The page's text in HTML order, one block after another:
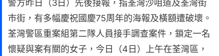
警方昨日（3日）先後接報，指荃灣沙咀道及荃灣街
巿街，有多幅慶祝國慶75周年的海報及橫額遭破壞。
荃灣警區重案組第二隊人員接手調查案件，鎖定一名
懷疑與案有關的女子，今日（4日）上午在荃灣區，